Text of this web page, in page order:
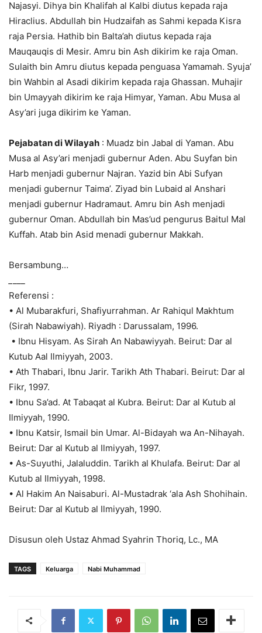
Najasyi. Dihya bin Khalifah al Kalbi diutus kepada raja
Hiraclius. Abdullah bin Hudzaifah as Sahmi kepada Kisra
raja Persia. Hathib bin Balta’ah diutus kepada raja
Mauqauqis di Mesir. Amru bin Ash dikirim ke raja Oman.
Sulaith bin Amru diutus kepada penguasa Yamamah. Syuja’
bin Wahbin al Asadi dikirim kepada raja Ghassan. Muhajir
bin Umayyah dikirim ke raja Himyar, Yaman. Abu Musa al
Asy’ari juga dikirim ke Yaman.
Pejabatan di Wilayah : Muadz bin Jabal di Yaman. Abu
Musa al Asy’ari menjadi gubernur Aden. Abu Suyfan bin
Harb menjadi gubernur Najran. Yazid bin Abi Sufyan
menjadi gubernur Taima’. Ziyad bin Lubaid al Anshari
menjadi gubernur Hadramaut. Amru bin Ash menjadi
gubernur Oman. Abdullah bin Mas’ud pengurus Baitul Mal
Kuffah. Atab bin Asid menadi gubernur Makkah.
Bersambung…
Referensi :
• Al Mubarakfuri, Shafiyurrahman. Ar Rahiqul Makhtum
(Sirah Nabawiyah). Riyadh : Darussalam, 1996.
• Ibnu Hisyam. As Sirah An Nabawiyyah. Beirut: Dar al
Kutub Aal Ilmiyyah, 2003.
• Ath Thabari, Ibnu Jarir. Tarikh Ath Thabari. Beirut: Dar al
Fikr, 1997.
• Ibnu Sa’ad. At Tabaqat al Kubra. Beirut: Dar al Kutub al
Ilmiyyah, 1990.
• Ibnu Katsir, Ismail bin Umar. Al-Bidayah wa An-Nihayah.
Beirut: Dar al Kutub al Ilmiyyah, 1997.
• As-Suyuthi, Jalaluddin. Tarikh al Khulafa. Beirut: Dar al
Kutub al Ilmiyyah, 1998.
• Al Hakim An Naisaburi. Al-Mustadrak ‘ala Ash Shohihain.
Beirut: Dar al Kutub al Ilmiyyah, 1990.
Disusun oleh Ustaz Ahmad Syahrin Thoriq, Lc., MA
TAGS Keluarga Nabi Muhammad